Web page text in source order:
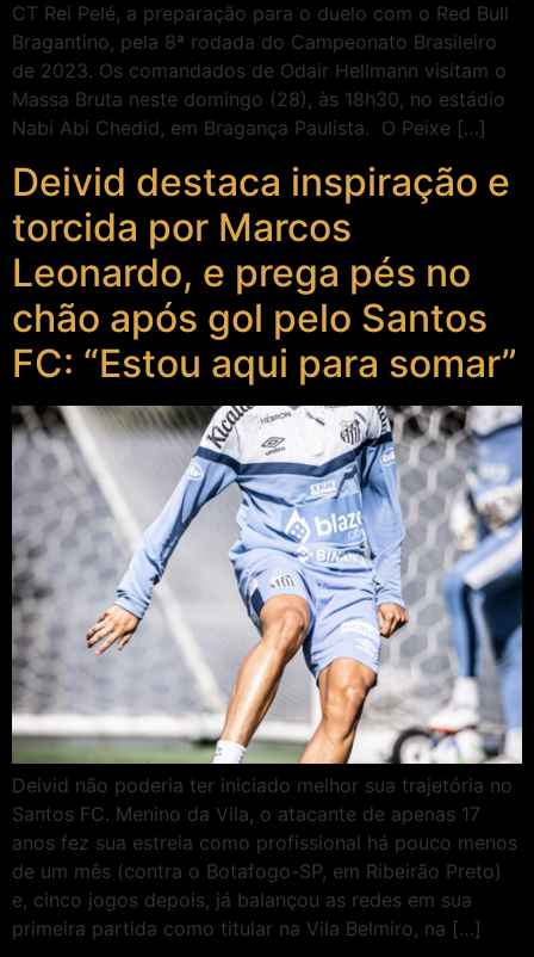
CT Rei Pelé, a preparação para o duelo com o Red Bull
Bragantino, pela 8ª rodada do Campeonato Brasileiro
de 2023. Os comandados de Odair Hellmann visitam o
Massa Bruta neste domingo (28), às 18h30, no estádio
Nabi Abi Chedid, em Bragança Paulista. O Peixe […]
Deivid destaca inspiração e
torcida por Marcos
Leonardo, e prega pés no
chão após gol pelo Santos
FC: “Estou aqui para somar”
Deivid não poderia ter iniciado melhor sua trajetória no
Santos FC. Menino da Vila, o atacante de apenas 17
anos fez sua estreia como profissional há pouco menos
de um mês (contra o Botafogo-SP, em Ribeirão Preto)
e, cinco jogos depois, já balançou as redes em sua
primeira partida como titular na Vila Belmiro, na […]